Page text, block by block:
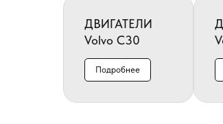
ДВИГАТЕЛИ
Volvo C30
Подробнее